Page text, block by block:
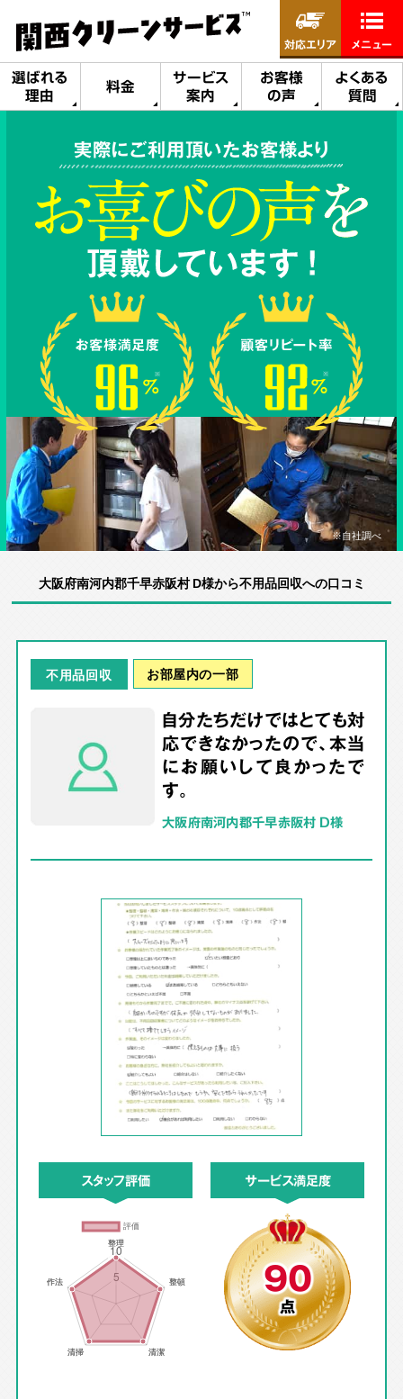
選ばれる
理由
料金
サービス
案内
お客様
の声
よくある
質問
対応エリア メニュー
実際にご利用頂いたお客様より
※自社調べ
大阪府南河内郡千早赤阪村 D様から不用品回収への口コミ
不用品回収 お部屋内の一部
自分たちだけではとても対
応できなかったので、本当
にお願いして良かったで
す。
大阪府南河内郡千早赤阪村 D様
スタッフ評価 サービス満足度
90
点